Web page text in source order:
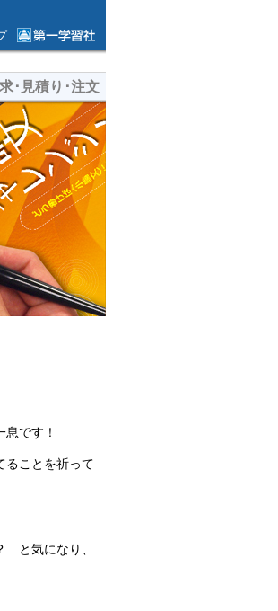
ブサイト
･見積り･注文
です！
ることを祈って
と気になり、